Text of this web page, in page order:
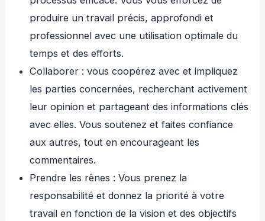
produire un travail précis, approfondi et
professionnel avec une utilisation optimale du
temps et des efforts.
Collaborer : vous coopérez avec et impliquez
les parties concernées, recherchant activement
leur opinion et partageant des informations clés
avec elles. Vous soutenez et faites confiance
aux autres, tout en encourageant les
commentaires.
Prendre les rênes : Vous prenez la
responsabilité et donnez la priorité à votre
travail en fonction de la vision et des objectifs